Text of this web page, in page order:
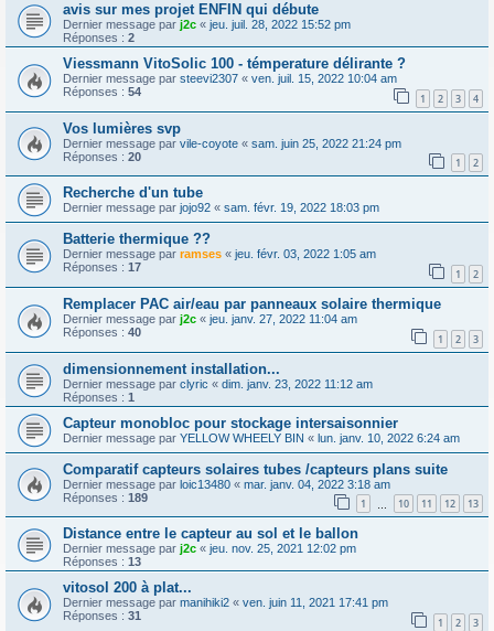
avis sur mes projet ENFIN qui débute
Dernier message par j2c « jeu. juil. 28, 2022 15:52 pm
Réponses : 2
Viessmann VitoSolic 100 - témperature délirante ?
Dernier message par steevi2307 « ven. juil. 15, 2022 10:04 am
Réponses : 54 1 2 3 4
Vos lumières svp
Dernier message par vile-coyote « sam. juin 25, 2022 21:24 pm
Réponses : 20 1 2
Recherche d'un tube
Dernier message par jojo92 « sam. févr. 19, 2022 18:03 pm
Batterie thermique ??
Dernier message par ramses « jeu. févr. 03, 2022 1:05 am
Réponses : 17 1 2
Remplacer PAC air/eau par panneaux solaire thermique
Dernier message par j2c « jeu. janv. 27, 2022 11:04 am
Réponses : 40 1 2 3
dimensionnement installation...
Dernier message par clyric « dim. janv. 23, 2022 11:12 am
Réponses : 1
Capteur monobloc pour stockage intersaisonnier
Dernier message par YELLOW WHEELY BIN « lun. janv. 10, 2022 6:24 am
Comparatif capteurs solaires tubes /capteurs plans suite
Dernier message par loic13480 « mar. janv. 04, 2022 3:18 am
Réponses : 189 1 10 11 12 13
Distance entre le capteur au sol et le ballon
Dernier message par j2c « jeu. nov. 25, 2021 12:02 pm
Réponses : 13
vitosol 200 à plat...
Dernier message par manihiki2 « ven. juin 11, 2021 17:41 pm
Réponses : 31 1 2 3